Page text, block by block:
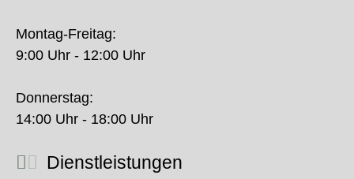
Montag-Freitag:
9:00 Uhr - 12:00 Uhr
Donnerstag:
14:00 Uhr - 18:00 Uhr
Dienstleistungen